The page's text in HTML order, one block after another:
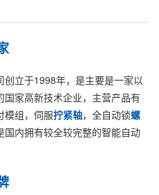
立于1998年，是主要是一家以
家高新技术企业，主营产品有
模组，伺服拧紧轴，全自动锁螺
内拥有较全较完整的智能自动